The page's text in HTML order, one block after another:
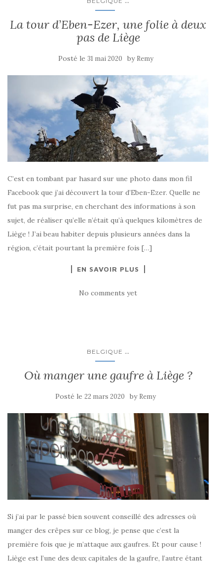
La tour d’Eben-Ezer, une folie à deux
pas de Liège
Posté le 31 mai 2020 by Remy
C’est en tombant par hasard sur une photo dans mon fil
Facebook que j’ai découvert la tour d’Eben-Ezer. Quelle ne
fut pas ma surprise, en cherchant des informations à son
sujet, de réaliser qu’elle n’était qu’à quelques kilomètres de
Liège ! J’ai beau habiter depuis plusieurs années dans la
région, c’était pourtant la première fois […]
EN SAVOIR PLUS
No comments yet
BELGIQUE ...
Où manger une gaufre à Liège ?
Posté le 22 mars 2020 by Remy
Si j’ai par le passé bien souvent conseillé des adresses où
manger des crêpes sur ce blog, je pense que c’est la
première fois que je m’attaque aux gaufres. Et pour cause !
Liège est l’une des deux capitales de la gaufre, l’autre étant